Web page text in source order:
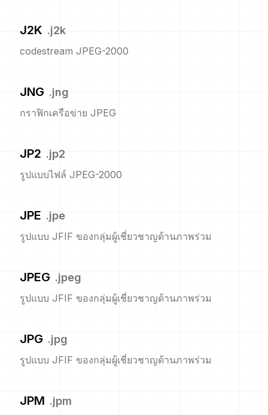
J2K .j2k
codestream JPEG-2000
JNG .jng
กราฟิกเครือข่าย JPEG
JP2 .jp2
รูปแบบไฟล์ JPEG-2000
JPE .jpe
รูปแบบ JFIF ของกลุ่มผู้เชี่ยวชาญด้านภาพร่วม
JPEG .jpeg
รูปแบบ JFIF ของกลุ่มผู้เชี่ยวชาญด้านภาพร่วม
JPG .jpg
รูปแบบ JFIF ของกลุ่มผู้เชี่ยวชาญด้านภาพร่วม
JPM .jpm